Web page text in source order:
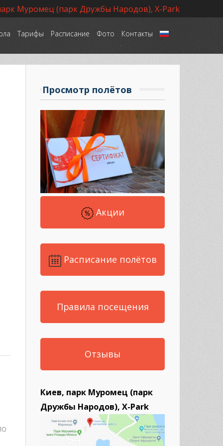
Муромец (парк Дружбы Народов), X-Park
Тарифы Расписание Фото Контакты Язык
Просмотр полётов
Акции
Расписание полётов
Правила посещения
Отзывы
Киев, парк Муромец (парк
Дружбы Народов), X-Park